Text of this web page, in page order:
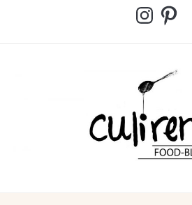
InstagramPinterest